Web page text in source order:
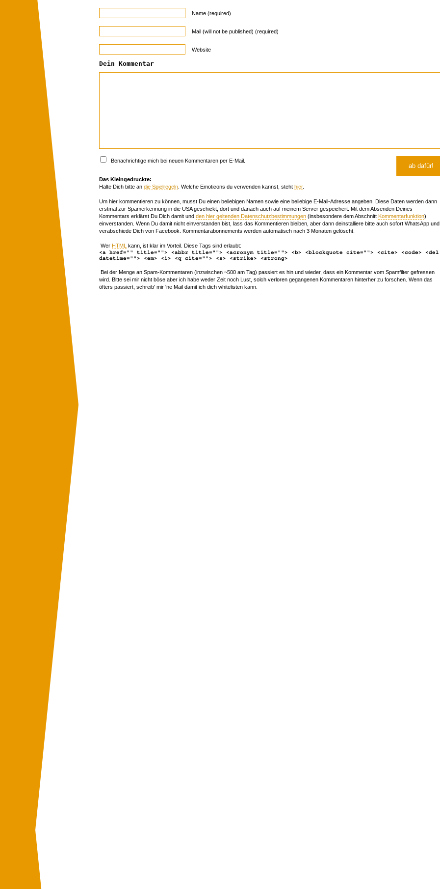
Name (required)
Mail (will not be published) (required)
Website
Dein Kommentar
Benachrichtige mich bei neuen Kommentaren per E-Mail.
Das Kleingedruckte:
Halte Dich bitte an die Spielregeln . Welche Emoticons du verwenden kannst, steht hier.
Um hier kommentieren zu können, musst Du einen beliebigen Namen sowie eine beliebige E-Mail-Adresse angeben. Diese Daten werden dann
erstmal zur Spamerkennung in die USA geschickt, dort und danach auch auf meinem Server gespeichert. Mit dem Absenden Deines
Kommentars erklärst Du Dich damit und den hier geltenden Datenschutzbestimmungen (insbesondere dem Abschnitt Kommentarfunktion)
einverstanden. Wenn Du damit nicht einverstanden bist, lass das Kommentieren bleiben, aber dann deinstalliere bitte auch sofort WhatsApp und
verabschiede Dich von Facebook. Kommentarabonnements werden automatisch nach 3 Monaten gelöscht.
Wer HTML kann, ist klar im Vorteil. Diese Tags sind erlaubt:
<a href="" title=""> <abbr title=""> <acronym title=""> <b> <blockquote cite=""> <cite> <code> <del
datetime=""> <em> <i> <q cite=""> <s> <strike> <strong>
Bei der Menge an Spam-Kommentaren (inzwischen ~500 am Tag) passiert es hin und wieder, dass ein Kommentar vom Spamfilter gefressen
wird. Bitte sei mir nicht böse aber ich habe weder Zeit noch Lust, solch verloren gegangenen Kommentaren hinterher zu forschen. Wenn das
öfters passiert, schreib' mir 'ne Mail damit ich dich whitelisten kann.